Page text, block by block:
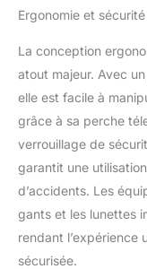
Ergonomie et sécurité
La conception
atout majeur. Avec
elle est facile à
grâce à sa perche
verrouillage de
garantit une
d’accidents. Les
gants et les lunettes
rendant l’expérience
sécurisée.